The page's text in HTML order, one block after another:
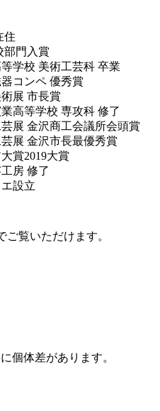
住
門入賞
学校 美術工芸科 卒業
コンペ 優秀賞
展 市長賞
高等学校 専攻科 修了
展 金沢商工会議所会頭賞
展 金沢市長最優秀賞
賞2019大賞
房 修了
設立
ご覧いただけます。
個体差があります。